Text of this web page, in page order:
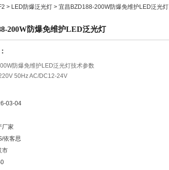
> LED防爆泛光灯 > 宜昌BZD188-200W防爆免维护LED泛光灯
200W防爆免维护LED泛光灯
防爆免维护LED泛光灯技术参数
50Hz AC/DC12-24V
03-04
厂家
依客思
市